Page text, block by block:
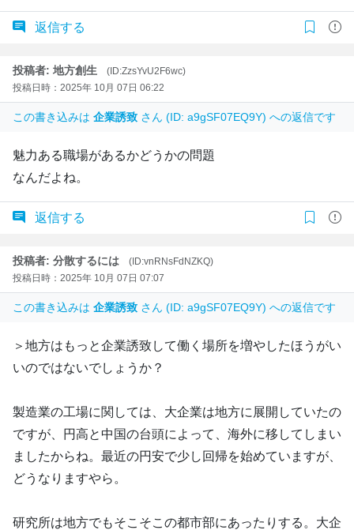
返信する
投稿者: 地方創生
(ID:ZzsYvU2F6wc)
投稿日時：2025年 10月 07日 06:22
この書き込みは 企業誘致 さん (ID: a9gSF07EQ9Y) への返信です
魅力ある職場があるかどうかの問題
なんだよね。
返信する
投稿者: 分散するには
(ID:vnRNsFdNZKQ)
投稿日時：2025年 10月 07日 07:07
この書き込みは 企業誘致 さん (ID: a9gSF07EQ9Y) への返信です
＞地方はもっと企業誘致して働く場所を増やしたほうがい
いのではないでしょうか？
製造業の工場に関しては、大企業は地方に展開していたの
ですが、円高と中国の台頭によって、海外に移してしまい
ましたからね。最近の円安で少し回帰を始めていますが、
どうなりますやら。
研究所は地方でもそこそこの都市部にあったりする。大企